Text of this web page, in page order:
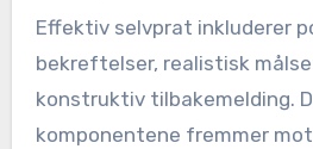
Effektiv selvprat inkluderer
bekreftelser, realistisk
konstruktiv tilbakemelding.
komponentene fremmer